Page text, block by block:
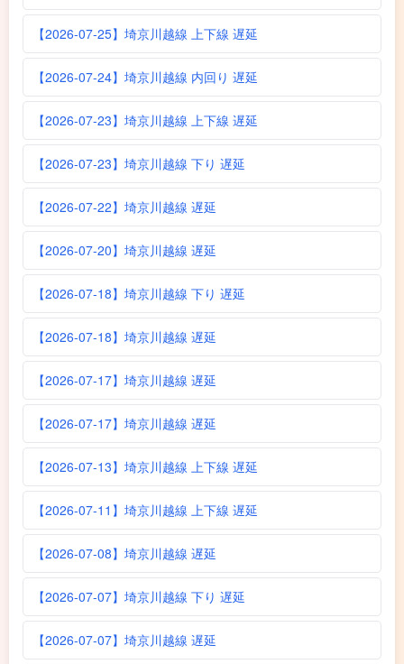
【2026-07-25】埼京川越線 上下線 遅延
【2026-07-24】埼京川越線 内回り 遅延
【2026-07-23】埼京川越線 上下線 遅延
【2026-07-23】埼京川越線 下り 遅延
【2026-07-22】埼京川越線 遅延
【2026-07-20】埼京川越線 遅延
【2026-07-18】埼京川越線 下り 遅延
【2026-07-18】埼京川越線 遅延
【2026-07-17】埼京川越線 遅延
【2026-07-17】埼京川越線 遅延
【2026-07-13】埼京川越線 上下線 遅延
【2026-07-11】埼京川越線 上下線 遅延
【2026-07-08】埼京川越線 遅延
【2026-07-07】埼京川越線 下り 遅延
【2026-07-07】埼京川越線 遅延